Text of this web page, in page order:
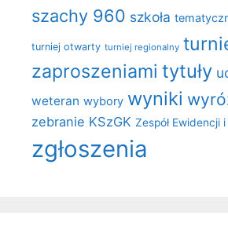
szachy 960 szkoła
turniej otwarty turniej regionalny
zaproszeniami tytuły
weteran wybory wyniki
zebranie KSzGK Zespół Ewidencji
zgłoszenia